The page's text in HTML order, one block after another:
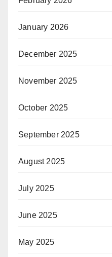
January 2026
December 2025
November 2025
October 2025
September 2025
August 2025
July 2025
June 2025
May 2025